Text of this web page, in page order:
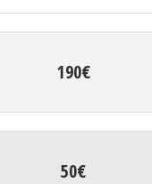
190€
50€